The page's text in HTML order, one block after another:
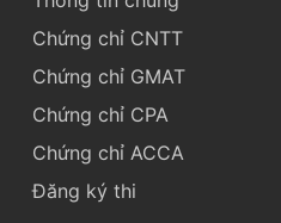
Chứng chỉ CNTT
Chứng chỉ GMAT
Chứng chỉ CPA
Chứng chỉ ACCA
Đăng ký thi